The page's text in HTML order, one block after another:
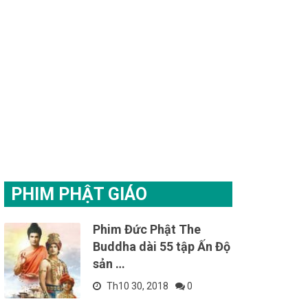
PHIM PHẬT GIÁO
Phim Đức Phật The
Buddha dài 55 tập Ấn Độ
sản …
Th10 30, 2018 0